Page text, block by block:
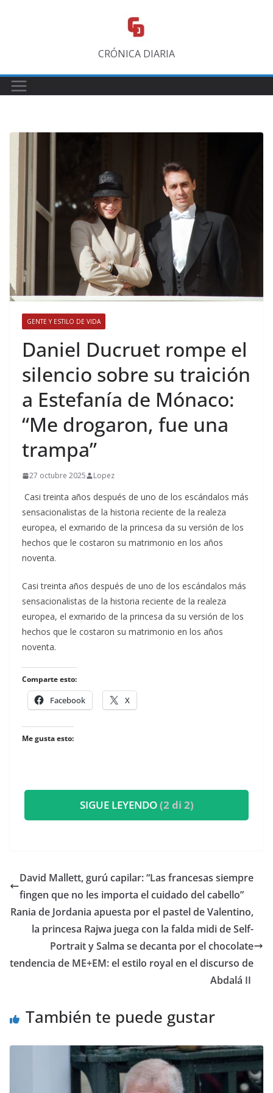
CRÓNICA DIARIA
GENTE Y ESTILO DE VIDA
​Daniel Ducruet rompe el
silencio sobre su traición
a Estefanía de Mónaco:
“Me drogaron, fue una
trampa”
27 octubre 2025 Lopez
Casi treinta años después de uno de los escándalos más
sensacionalistas de la historia reciente de la realeza
europea, el exmarido de la princesa da su versión de los
hechos que le costaron su matrimonio en los años
noventa.
​Casi treinta años después de uno de los escándalos más
sensacionalistas de la historia reciente de la realeza
europea, el exmarido de la princesa da su versión de los
hechos que le costaron su matrimonio en los años
noventa.
Comparte esto:
Facebook X
Me gusta esto:
SIGUE LEYENDO(2 di 2)
​David Mallett, gurú capilar: “Las francesas siempre
fingen que no les importa el cuidado del cabello”
​Rania de Jordania apuesta por el pastel de Valentino,
la princesa Rajwa juega con la falda midi de Self-
Portrait y Salma se decanta por el chocolate
tendencia de ME+EM: el estilo royal en el discurso de
Abdalá II
También te puede gustar